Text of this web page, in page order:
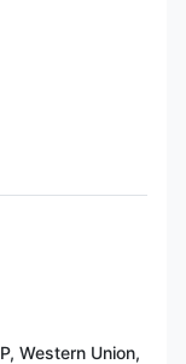
Western Union,